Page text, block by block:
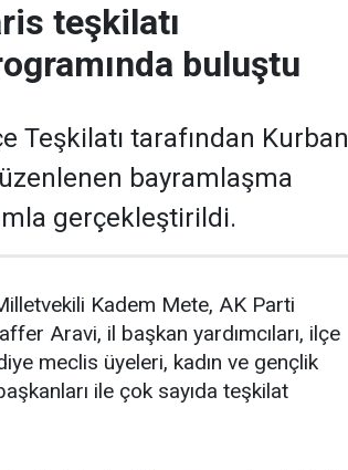
teşkilatı
buluştu
Teşkilatı tarafından Kurban
bayramlaşma
gerçekleştirildi.
Kadem Mete, AK Parti
Aravi, il başkan yardımcıları, ilçe
meclis üyeleri, kadın ve gençlik
ile çok sayıda teşkilat